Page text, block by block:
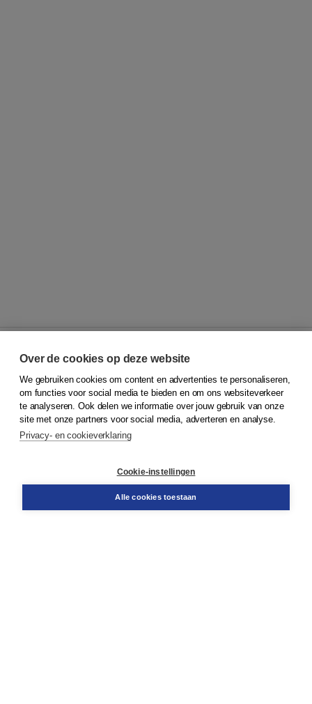
© 2026Koninklijke Boom uitgevers
Klantenservice
Service & informatie
Contact
Over de cookies op deze website
We gebruiken cookies om content en advertenties te personaliseren,
om functies voor social media te bieden en om ons websiteverkeer
te analyseren. Ook delen we informatie over jouw gebruik van onze
site met onze partners voor social media, adverteren en analyse.
Privacy- en cookieverklaring
Cookie-instellingen
Alle cookies toestaan